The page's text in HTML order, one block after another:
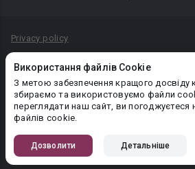
Використання файлів Cookie
З метою забезпечення кращого досвіду
збираємо та використовуємо файли
переглядати наш сайт, ви погоджуєтеся
файлів cookie.
Дозволити Детальніше
Privacy policy
Політика конфіденційності
Правила публікації авторського
PR-вiддiл: pr@booknet.com
© 2026 Booknet. Всі права захищено.